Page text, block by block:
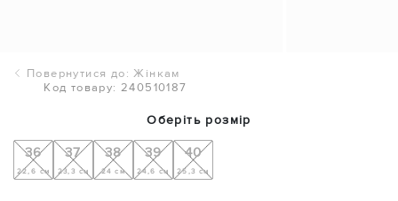
Повернутися до: Жінкам
Код товару: 240510187
Оберіть розмір
36
22,6 см
37
23,3 см
38
24 см
39
24,6 см
40
25,3 см